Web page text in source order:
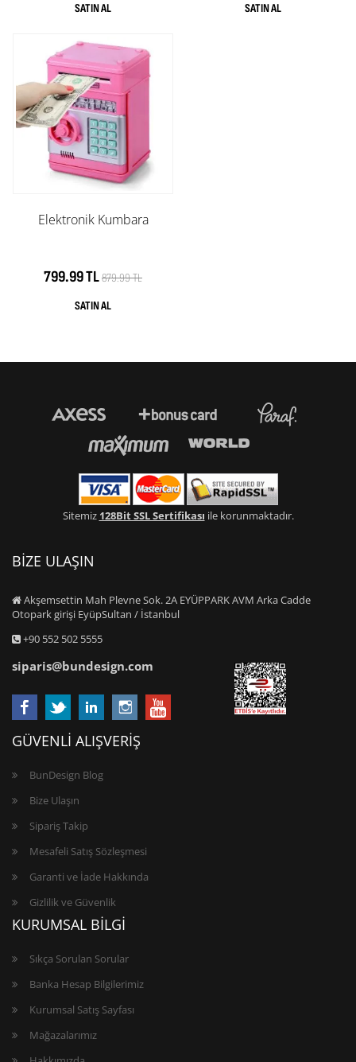
Elektronik Kumbara
799.99 TL879.99 TL
Sitemiz 128Bit SSL Sertifikası ile korunmaktadır.
BİZE ULAŞIN
Akşemsettin Mah Plevne Sok. 2A EYÜPPARK AVM Arka Cadde
Otopark girişi EyüpSultan / İstanbul
+90 552 502 5555
siparis@bundesign.com
GÜVENLİ ALIŞVERİŞ
BunDesign Blog
Bize Ulaşın
Sipariş Takip
Mesafeli Satış Sözleşmesi
Garanti ve İade Hakkında
Gizlilik ve Güvenlik
KURUMSAL BİLGİ
Sıkça Sorulan Sorular
Banka Hesap Bilgilerimiz
Kurumsal Satış Sayfası
Mağazalarımız